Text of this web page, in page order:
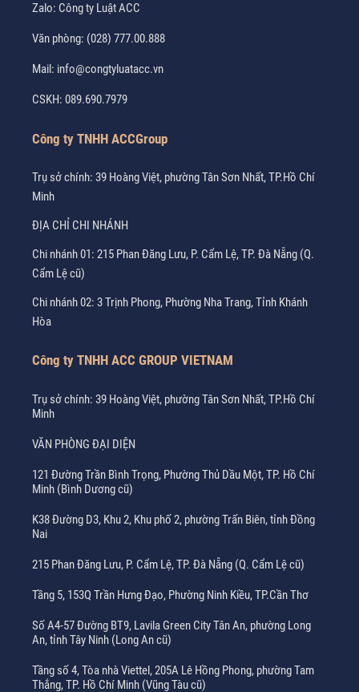
Zalo: Công ty Luật ACC
Văn phòng: (028) 777.00.888
Mail: info@congtyluatacc.vn
CSKH: 089.690.7979
Công ty TNHH ACCGroup
Trụ sở chính: 39 Hoàng Việt, phường Tân Sơn Nhất, TP.Hồ Chí
Minh
ĐỊA CHỈ CHI NHÁNH
Chi nhánh 01: 215 Phan Đăng Lưu, P. Cẩm Lệ, TP. Đà Nẵng (Q.
Cẩm Lệ cũ)
Chi nhánh 02: 3 Trịnh Phong, Phường Nha Trang, Tỉnh Khánh
Hòa
Công ty TNHH ACC GROUP VIETNAM
Trụ sở chính: 39 Hoàng Việt, phường Tân Sơn Nhất, TP.Hồ Chí
Minh
VĂN PHÒNG ĐẠI DIỆN
121 Đường Trần Bình Trọng, Phường Thủ Dầu Một, TP. Hồ Chí
Minh (Bình Dương cũ)
K38 Đường D3, Khu 2, Khu phố 2, phường Trấn Biên, tỉnh Đồng
Nai
215 Phan Đăng Lưu, P. Cẩm Lệ, TP. Đà Nẵng (Q. Cẩm Lệ cũ)
Tầng 5, 153Q Trần Hưng Đạo, Phường Ninh Kiều, TP.Cần Thơ
Số A4-57 Đường BT9, Lavila Green City Tân An, phường Long
An, tỉnh Tây Ninh (Long An cũ)
Tầng số 4, Tòa nhà Viettel, 205A Lê Hồng Phong, phường Tam
Thắng, TP. Hồ Chí Minh (Vũng Tàu cũ)